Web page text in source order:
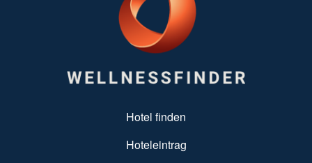
Hotel finden
Hoteleintrag